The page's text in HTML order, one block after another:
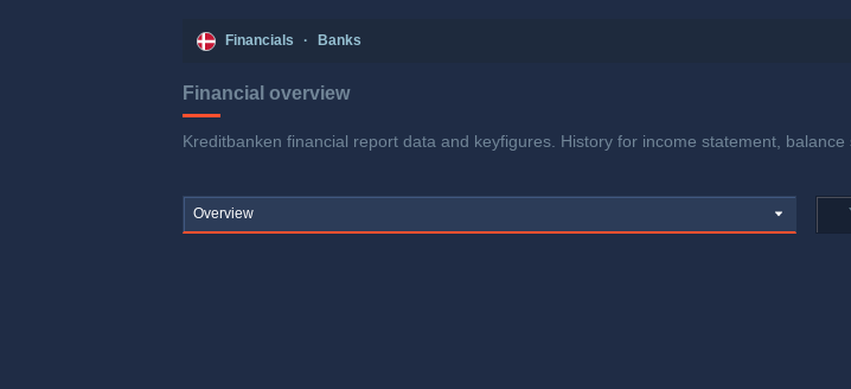
Financials · Banks
Financial overview
Kreditbanken financial report data and keyfigures. History for income statement, balance
Overview